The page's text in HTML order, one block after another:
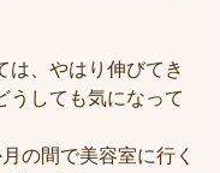
は、やはり伸びてき
うしても気になって
の間で美容室に行く